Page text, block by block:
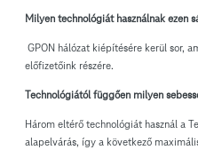
Milyen technológiát használnak ezen
GPON hálózat kiépítésére kerül sor,
előfizetőink részére.
Technológiától függően milyen
Három eltérő technológiát használ a
alapelvárás, így a következő